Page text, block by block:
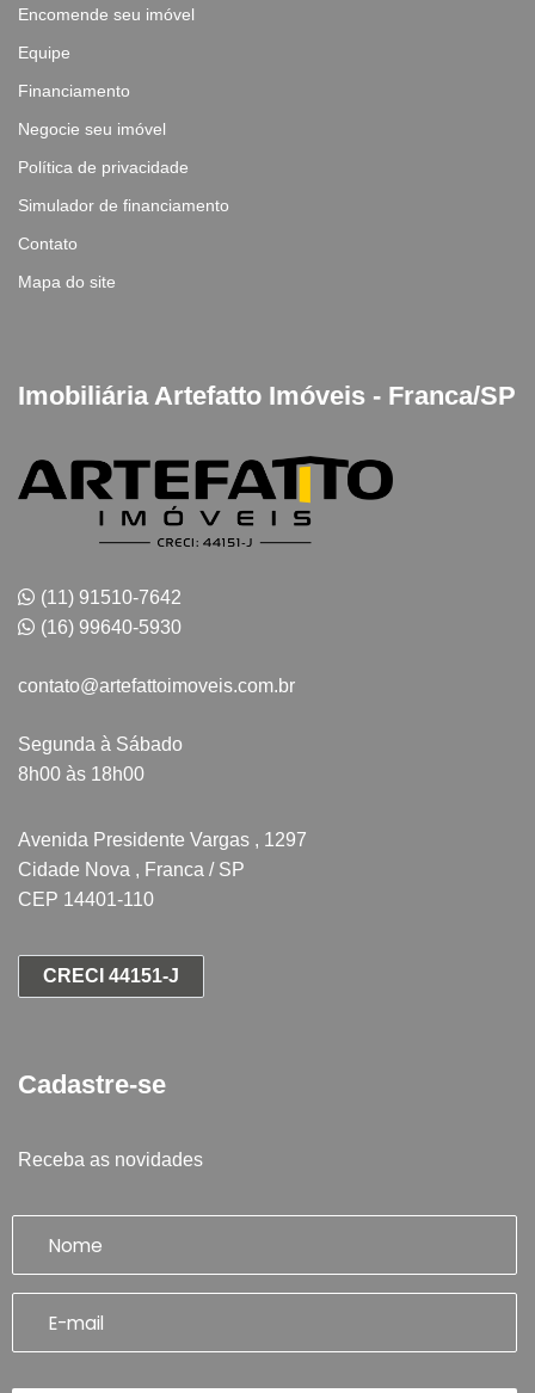
Encomende seu imóvel
Equipe
Financiamento
Negocie seu imóvel
Política de privacidade
Simulador de financiamento
Contato
Mapa do site
Imobiliária Artefatto Imóveis - Franca/SP
(11) 91510-7642
(16) 99640-5930
contato@artefattoimoveis.com.br
Segunda à Sábado
8h00 às 18h00
Avenida Presidente Vargas , 1297
Cidade Nova , Franca / SP
CEP 14401-110
CRECI 44151-J
Cadastre-se
Receba as novidades